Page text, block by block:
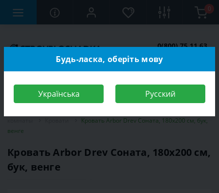
0
0(800) 75 11 63
Кровать Arbor Drev Соната, 180х200 см, бук,
венге
Кровать Arbor Drev Соната, 180х200 см,
бук, венге
Будь-ласка, оберіть мову
Українська Русский